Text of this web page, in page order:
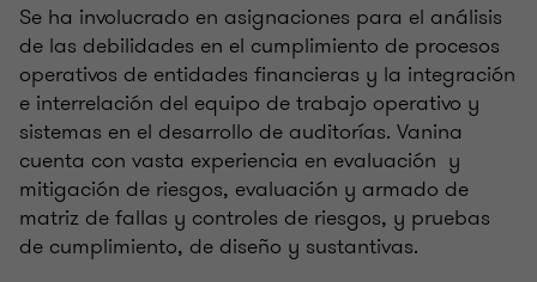
Se ha involucrado en asignaciones para el análisis
de las debilidades en el cumplimiento de procesos
operativos de entidades financieras y la integración
e interrelación del equipo de trabajo operativo y
sistemas en el desarrollo de auditorías. Vanina
cuenta con vasta experiencia en evaluación y
mitigación de riesgos, evaluación y armado de
matriz de fallas y controles de riesgos, y pruebas
de cumplimiento, de diseño y sustantivas.